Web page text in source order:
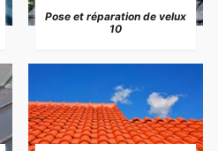
Pose et réparation de velux
10